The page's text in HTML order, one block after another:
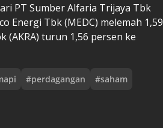
PT Sumber Alfaria Trijaya Tbk
Energi Tbk (MEDC) melemah 1,59
(AKRA) turun 1,56 persen ke
#perdagangan #saham